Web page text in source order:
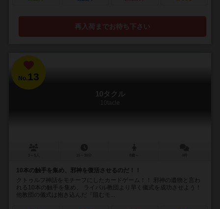
再入荷までお待ち下さい
No.13
10タクル
10tacle
10本の触手を集め、邪神を復活させるのだ！！
クトゥルフ神話をモチーフにしたカードゲーム！！ 邪神の遺物と言わ
れる10本の触手を集め、 ライバル教団より早く儀式を成功させよう！
他教団の儀式は抱き込んだ『阻むモ...